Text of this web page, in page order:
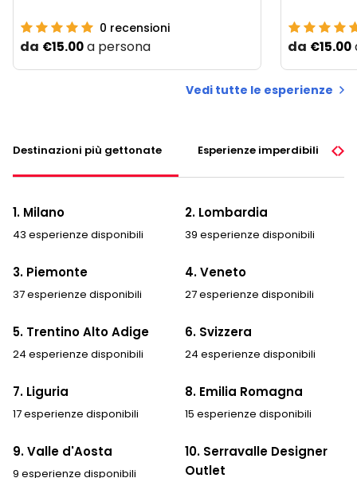
0 recensioni
da €15.00a persona da €15.00
Vedi tutte le esperienze
Destinazioni più gettonate Esperienze imperdibili
1. Milano
43 esperienze disponibili
2. Lombardia
39 esperienze disponibili
3. Piemonte
37 esperienze disponibili
4. Veneto
27 esperienze disponibili
5. Trentino Alto Adige
24 esperienze disponibili
6. Svizzera
24 esperienze disponibili
7. Liguria
17 esperienze disponibili
8. Emilia Romagna
15 esperienze disponibili
9. Valle d'Aosta
9 esperienze disponibili
10. Serravalle Designer
Outlet